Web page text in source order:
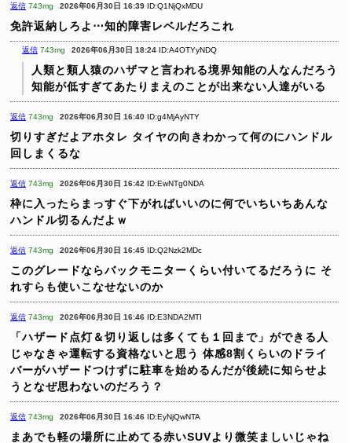
返信 743mg 2026年06月30日 16:39 ID:Q1NjQxMDU
免許返納しろよ⋯知的障害レベルだろこれ
返信 743mg 2026年06月30日 18:24 ID:A4OTYyNDQ
人類と類人猿のハザマと言われる境界知能の人なんだろう
知能が低すぎてあたりまえのことが出来ない人達がいる
返信 743mg 2026年06月30日 16:40 ID:g4MjAyNTY
切りすぎだよアホタレ タイヤの向きわかって何のにハンドル
回しまくるな
返信 743mg 2026年06月30日 16:42 ID:EwNTg0NDA
枠に入ったらまっすぐ下がればいいのに何でいちいちあんな
ハンドル切るんだよｗ
返信 743mg 2026年06月30日 16:45 ID:Q2Nzk2MDc
このグレードならバックモニターくらい付いてるだろうに そ
れすらも使いこなせないのか
返信 743mg 2026年06月30日 16:46 ID:E3NDA2MTI
「ハザード点灯＆切り返しは多くても１回まで」ができる人
じゃなきゃ運転する資格ないと思う 体感8割くらいのドライ
バーがハザードつけずに駐車を始めるんだが後続に知らせよ
うとなぜ思わないのだろう？
返信 743mg 2026年06月30日 16:46 ID:EyNjQwNTA
まあでも軽の場所に止めてる赤いSUVより微笑ましいじゃね